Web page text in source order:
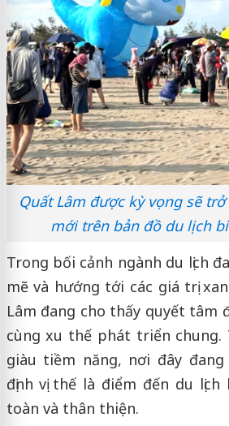
Quất Lâm được kỳ vọng sẽ
mới trên bản đồ du lịch
Trong bối cảnh ngành du lịch
mẽ và hướng tới các giá trị
Lâm đang cho thấy quyết tâm
cùng xu thế phát triển
giàu tiềm năng, nơi đây
định vị thế là điểm đến du
toàn và thân thiện.